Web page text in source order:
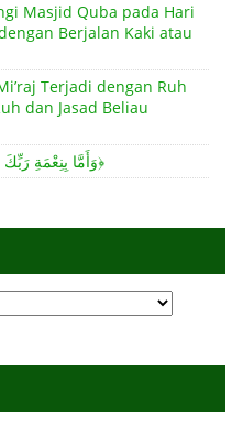
Masjid Quba pada Hari
Berjalan Kaki atau
Terjadi dengan Ruh
Makna Firman Allah: ﴾وَأَمَّا بِنِعْمَةِ رَبِّكَ فَحَدِّثْ﴿